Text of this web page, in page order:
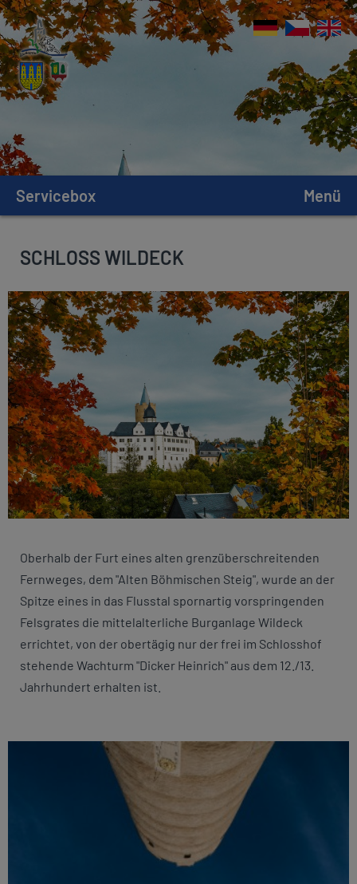
Servicebox Menü
SCHLOSS WILDECK
Oberhalb der Furt eines alten grenzüberschreitenden
Fernweges, dem "Alten Böhmischen Steig", wurde an der
Spitze eines in das Flusstal spornartig vorspringenden
Felsgrates die mittelalterliche Burganlage Wildeck
errichtet, von der obertägig nur der frei im Schlosshof
stehende Wachturm "Dicker Heinrich" aus dem 12./13.
Jahrhundert erhalten ist.